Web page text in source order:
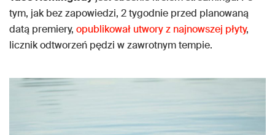
tym, jak bez zapowiedzi, 2 tygodnie przed planowaną
datą premiery, opublikował utwory z najnowszej płyty,
licznik odtworzeń pędzi w zawrotnym tempie.